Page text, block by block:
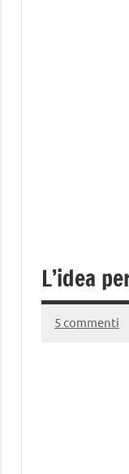
L’idea
7
Andrea
5 commenti